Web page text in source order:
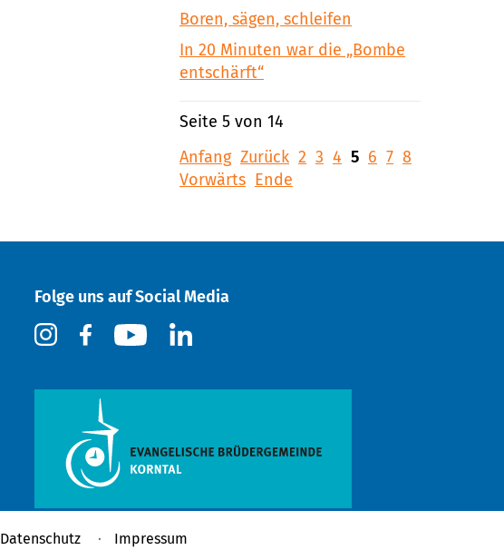
Boren, sägen, schleifen
In 20 Minuten war die „Bombe
entschärft“
Seite 5 von 14
Anfang Zurück 2 3 4 5 6 7 8
Vorwärts Ende
Folge uns auf Social Media
Datenschutz Impressum